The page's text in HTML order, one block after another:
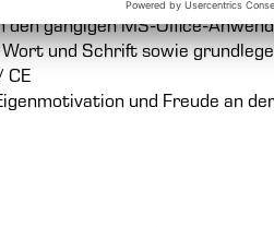
den gängigen MS-Office-
und Schrift sowie
CE
und Freude an